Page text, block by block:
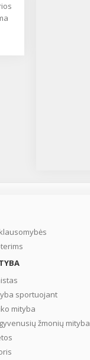
sportuojant
mityba
žmonių mityba